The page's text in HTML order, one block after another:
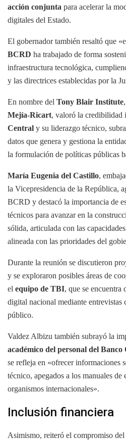
acción conjunta para acelerar la
digitales del Estado.
El gobernador también resaltó que
BCRD ha trabajado de forma
infraestructura tecnológica,
y las directrices establecidas por la
En nombre del Tony Blair Institute
Mejía-Ricart, valoró la credibilidad
Central y su liderazgo técnico,
datos que genera y gestiona la
la formulación de políticas públicas
María Eugenia del Castillo,
la Vicepresidencia de la República,
BCRD y destacó la importancia de
técnicos para avanzar en la
sólida, articulada con las
alineada con las prioridades del
Durante la reunión se discutieron
y se exploraron posibles áreas de
el equipo de TBI, que se encuentra
digital nacional mediante entrevistas
público.
Valdez Albizu también subrayó la
académico del personal del Banco
se refleja en «ofrecer informaciones
técnico, apegados a los manuales de
organismos internacionales».
Inclusión financiera
Asimismo, reiteró el compromiso